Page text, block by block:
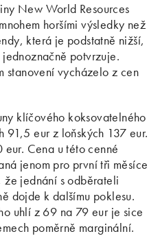
New World Resources
horšími výsledky než
která je podstatně nižší,
potvrzuje.
stanovení vycházelo z cen
klíčového koksovatelného
91,5 eur z loňských 137 eur.
Cena u této cenné
jenom pro první tři měsíce
že jednání s odběrateli
dojde k dalšímu poklesu.
uhlí z 69 na 79 eur je sice
poměrně marginální.